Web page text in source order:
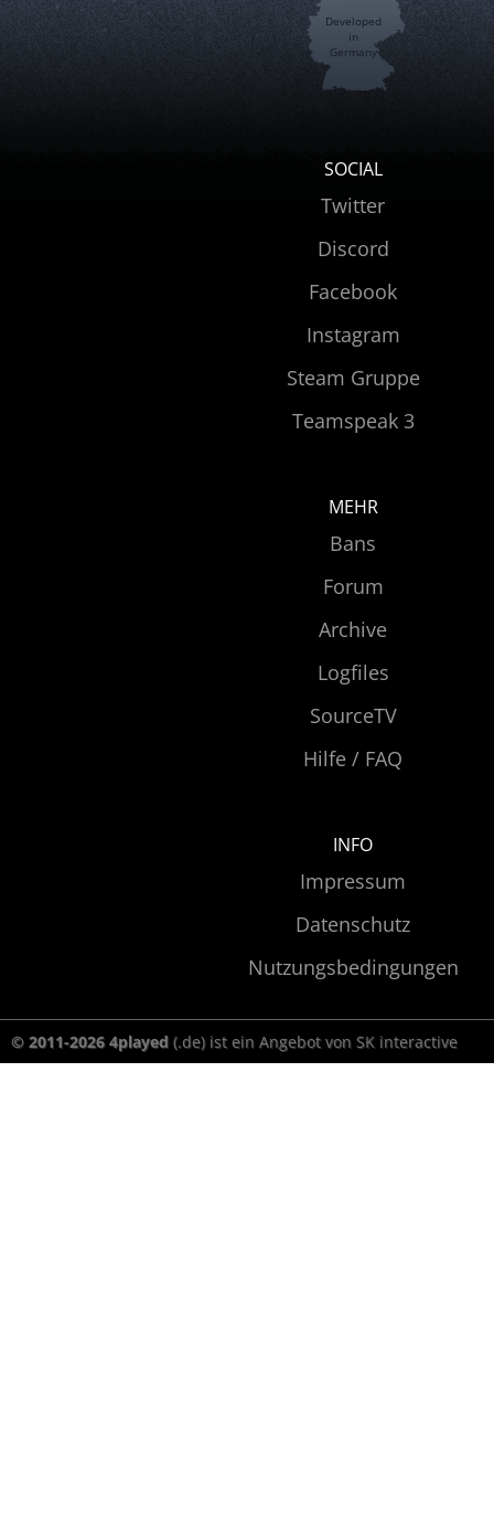
Developed
in
Germany
SOCIAL
Twitter
Discord
Facebook
Instagram
Steam Gruppe
Teamspeak 3
MEHR
Bans
Forum
Archive
Logfiles
SourceTV
Hilfe / FAQ
INFO
Impressum
Datenschutz
Nutzungsbedingungen
© 2011-2026 4played (.de) ist ein Angebot von SK interactive